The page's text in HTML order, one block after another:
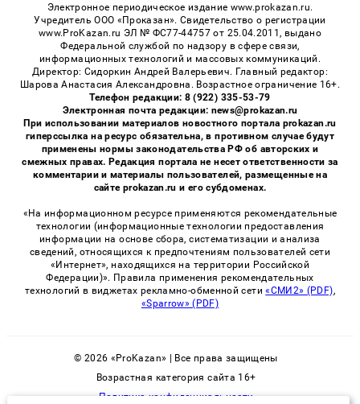
Электронное периодическое издание www.prokazan.ru.
Учредитель ООО «Проказан». Cвидетельство о регистрации
www.ProKazan.ru ЭЛ № ФС77-44757 от 25.04.2011, выдано
Федеральной службой по надзору в сфере связи,
информационных технологий и массовых коммуникаций.
Директор: Сидоркин Андрей Валерьевич. Главный редактор:
Шарова Анастасия Александровна. Возрастное ограничение 16+.
Телефон редакции: 8 (922) 335-53-79
Электронная почта редакции: news@prokazan.ru
При использовании материалов новостного портала prokazan.ru
гиперссылка на ресурс обязательна, в противном случае будут
применены нормы законодательства РФ об авторских и
смежных правах. Редакция портала не несет ответственности за
комментарии и материалы пользователей, размещенные на
сайте prokazan.ru и его субдоменах.
«На информационном ресурсе применяются рекомендательные
технологии (информационные технологии предоставления
информации на основе сбора, систематизации и анализа
сведений, относящихся к предпочтениям пользователей сети
«Интернет», находящихся на территории Российской
Федерации)». Правила применения рекомендательных
технологий в виджетах рекламно-обменной сети«СМИ2» (PDF),
«Sparrow» (PDF)
© 2026 «ProKazan» | Все права защищены
Возрастная категория сайта 16+
Политика конфиденциальности